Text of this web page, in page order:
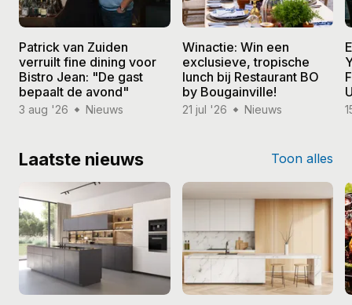
Patrick van Zuiden
verruilt fine dining voor
Bistro Jean: "De gast
bepaalt de avond"
3 aug '26 Nieuws
Winactie: Win een
exclusieve, tropische
lunch bij Restaurant BO
by Bougainville!
21 jul '26 Nieuws
Laatste nieuws Toon alles